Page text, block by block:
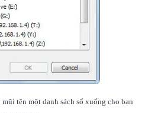
tên một danh sách sổ xuống cho bạn